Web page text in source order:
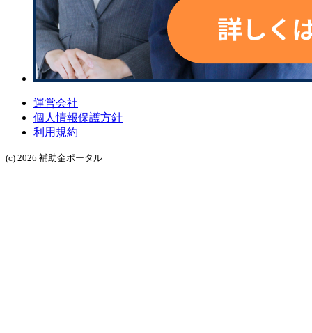
運営会社
個人情報保護方針
利用規約
(c) 2026 補助金ポータル